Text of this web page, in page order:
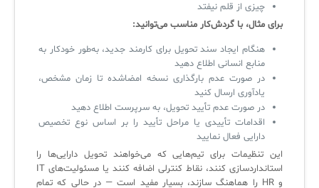
چیزی از قلم نیفتد
برای مثال، با گردش‌کار مناسب می‌توانید:
هنگام ایجاد سند تحویل برای کارمند جدید، به‌طور خودکار به
منابع انسانی اطلاع دهید
در صورت عدم بارگذاری نسخه امضاشده تا زمان مشخص،
یادآوری ارسال کنید
در صورت عدم تأیید تحویل، به سرپرست اطلاع دهید
اقدامات تأییدی یا مراحل تأیید را بر اساس نوع تخصیص
دارایی فعال نمایید
این تنظیمات برای تیم‌هایی که می‌خواهند تحویل دارایی‌ها را
استانداردسازی کنند، نقاط کنترلی اضافه کنند یا مسئولیت‌های IT
و HR را هماهنگ سازند، بسیار مفید است — در حالی که تمام